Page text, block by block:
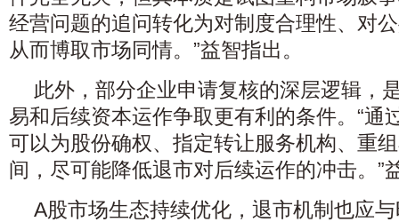
经营问题的追问转化为对制度合理性、对
从而博取市场同情。”益智指出。
此外，部分企业申请复核的深层逻辑，
易和后续资本运作争取更有利的条件。“通
可以为股份确权、指定转让服务机构、重
间，尽可能降低退市对后续运作的冲击。”
A股市场生态持续优化，退市机制也应